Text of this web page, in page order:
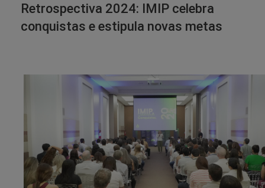
Retrospectiva 2024: IMIP celebra
conquistas e estipula novas metas